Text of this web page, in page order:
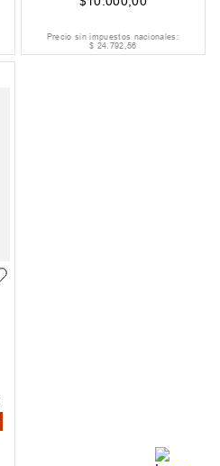
Precio sin impuestos nacionales:
$ 24.792,56